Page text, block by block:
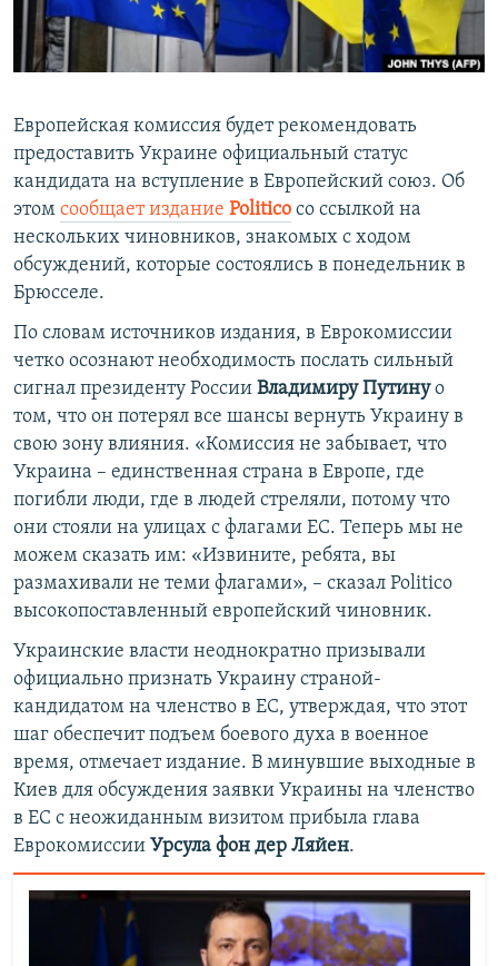
ПОБЕДИТЕЛЕЙ НЕ СУДЯТ?
КРЫМ.НЕПОКОРЕННЫЙ
УКРАИНСКАЯ ПРОБЛЕМА КРЫМА
ПРИСОЕДИНЯЙТЕСЬ!
Все сайты RFE/RL
Европейская комиссия будет рекомендовать
предоставить Украине официальный статус
кандидата на вступление в Европейский союз. Об
этом сообщает издание Politico со ссылкой на
нескольких чиновников, знакомых с ходом
обсуждений, которые состоялись в понедельник в
Брюсселе.
По словам источников издания, в Еврокомиссии
четко осознают необходимость послать сильный
сигнал президенту России Владимиру Путинуо
том, что он потерял все шансы вернуть Украину в
свою зону влияния. «Комиссия не забывает, что
Украина – единственная страна в Европе, где
погибли люди, где в людей стреляли, потому что
они стояли на улицах с флагами ЕС. Теперь мы не
можем сказать им: «Извините, ребята, вы
размахивали не теми флагами», – сказал Politico
высокопоставленный европейский чиновник.
Украинские власти неоднократно призывали
официально признать Украину страной-
кандидатом на членство в ЕС, утверждая, что этот
шаг обеспечит подъем боевого духа в военное
время, отмечает издание. В минувшие выходные в
Киев для обсуждения заявки Украины на членство
в ЕС с неожиданным визитом прибыла глава
Еврокомиссии Урсула фон дер Ляйен.